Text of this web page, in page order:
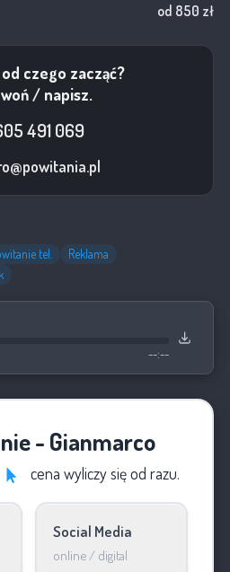
od 850 zł
czego zacząć?
/ napisz.
491 069
tel.
Reklama
--:--
- Gianmarco
cena wyliczy się od razu.
Social Media
online / digital